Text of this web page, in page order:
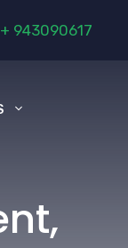
+ 943090617